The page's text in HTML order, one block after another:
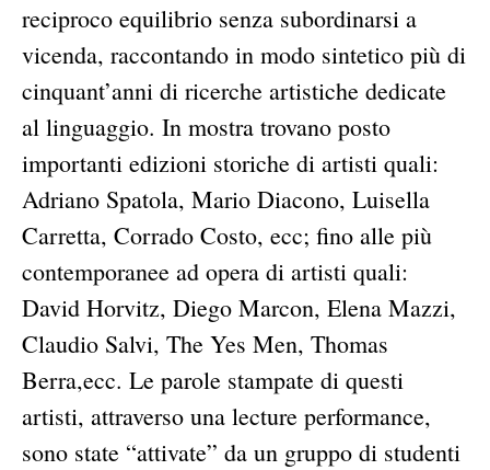
reciproco equilibrio senza subordinarsi a
vicenda, raccontando in modo sintetico più di
cinquant’anni di ricerche artistiche dedicate
al linguaggio. In mostra trovano posto
importanti edizioni storiche di artisti quali:
Adriano Spatola, Mario Diacono, Luisella
Carretta, Corrado Costo, ecc; fino alle più
contemporanee ad opera di artisti quali:
David Horvitz, Diego Marcon, Elena Mazzi,
Claudio Salvi, The Yes Men, Thomas
Berra,ecc. Le parole stampate di questi
artisti, attraverso una lecture performance,
sono state “attivate” da un gruppo di studenti